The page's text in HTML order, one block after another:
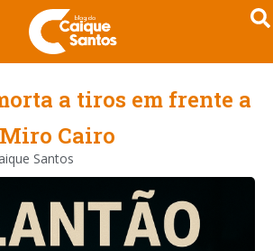
a tiros em frente a
Cairo
Santos